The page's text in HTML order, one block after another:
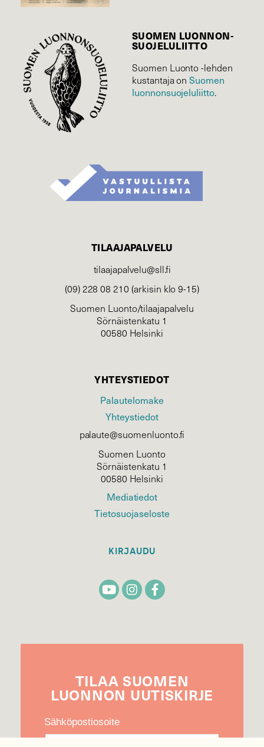
SUOMEN LUONNON­
SUOJELU­LIITTO
Suomen Luonto -lehden
kustantaja onSuomen
luonnonsuojelu­liitto.
TILAAJAPALVELU
tilaajapalvelu@sll.fi
(09) 228 08 210 (arkisin klo 9-15)
Suomen Luonto/tilaajapalvelu
Sörnäistenkatu 1
00580 Helsinki
YHTEYSTIEDOT
Palautelomake
Yhteystiedot
palaute@suomenluonto.fi
Suomen Luonto
Sörnäistenkatu 1
00580 Helsinki
Mediatiedot
Tietosuojaseloste
KIRJAUDU
TILAA SUOMEN
LUONNON UUTIS­KIRJE
Sähköpostiosoite